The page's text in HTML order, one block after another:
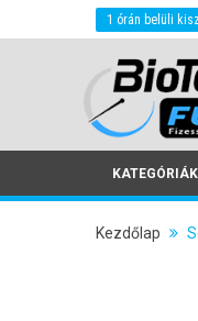
1 órán belüli
KATEGÓRIÁK
Kezdőlap